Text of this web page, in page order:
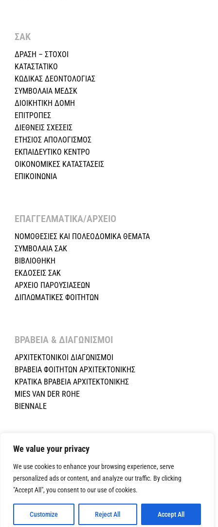
We value your privacy
We use cookies to enhance your browsing experience, serve
personalized ads or content, and analyze our traffic. By clicking
"Accept All", you consent to our use of cookies.
Customize Reject All Accept All
ΣΑΚ
ΔΡΑΣΗ – ΣΤΟΧΟΙ
ΚΑΤΑΣΤΑΤΙΚΟ
ΚΩΔΙΚΑΣ ΔΕΟΝΤΟΛΟΓΙΑΣ
ΣΥΜΒΟΛΑΙΑ ΜΕΔΣΚ
ΔΙΟΙΚΗΤΙΚΗ ΔΟΜΗ
ΕΠΙΤΡΟΠΕΣ
ΔΙΕΘΝΕΙΣ ΣΧΕΣEIΣ
ΕΤΗΣΙΟΣ ΑΠΟΛΟΓΙΣΜΟΣ
ΕΚΠΑΙΔΕΥΤΙΚΟ ΚΕΝΤΡΟ
ΟΙΚΟΝΟΜΙΚΕΣ ΚΑΤΑΣΤΑΣΕΙΣ
ΕΠΙΚΟΙΝΩΝΙΑ
ΕΠΑΓΓΕΛΜΑΤΙΚΑ/ΑΡΧΕΙΟ ​
ΝΟΜΟΘΕΣΙΕΣ KAI ΠΟΛΕΟΔΟΜΙΚΑ ΘΕΜΑΤΑ
ΣΥΜΒΟΛΑΙΑ ΣΑΚ
ΒΙΒΛΙΟΘΗΚΗ
ΕΚΔΟΣΕΙΣ ΣΑΚ
ΑΡΧΕΙΟ ΠΑΡΟΥΣΙΑΣΕΩΝ
ΔΙΠΛΩΜΑΤΙΚΕΣ ΦΟΙΤΗΤΩΝ
ΒΡΑΒΕΙΑ & ΔΙΑΓΩΝΙΣΜΟΙ ​
ΑΡΧΙΤΕΚΤΟΝΙΚΟΙ ΔΙΑΓΩΝΙΣΜΟΙ
ΒΡΑΒΕΙΑ ΦΟΙΤΗΤΩΝ ΑΡΧΙΤΕΚΤΟΝΙΚΗΣ
ΚΡΑΤΙΚΑ ΒΡΑΒΕΙΑ ΑΡΧΙΤΕΚΤΟΝΙΚΗΣ
MIES VAN DER ROHE
BIENNALE
Reserved. Powered byNETinfo Plc